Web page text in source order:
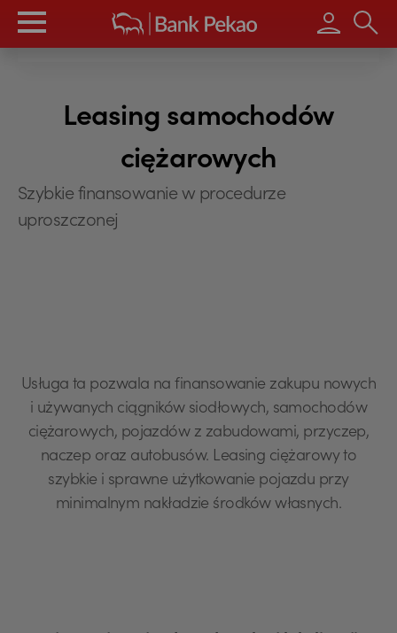
Wpisz
Leasing samochodów
ciężarowych
Szybkie finansowanie w procedurze
uproszczonej
Usługa ta pozwala na finansowanie zakupu nowych
i używanych ciągników siodłowych, samochodów
ciężarowych, pojazdów z zabudowami, przyczep,
naczep oraz autobusów. Leasing ciężarowy to
szybkie i sprawne użytkowanie pojazdu przy
minimalnym nakładzie środków własnych.